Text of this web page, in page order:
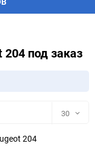
204 под заказ
30
204